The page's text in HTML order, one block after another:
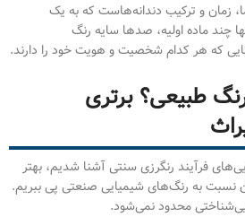
زمان و ترکیب دندانه‌هاست که به یک
چند ماده اولیه، صدها سایه رنگ
که هر کدام شخصیت و هویت خود را دارند.
طبیعی؟ برتری
فرآیند رنگرزی سنتی آشنا شدیم، بهتر
نسبت به رنگ‌های شیمیایی صنعتی پی ببریم.
محدود نمی‌شود.